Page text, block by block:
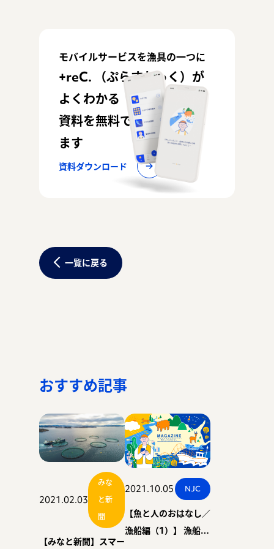
モバイルサービスを漁具の一つに
+reC. （ぷらすれっく）が
よくわかる
資料を無料でお配りしてい
ます
資料ダウンロード
一覧に戻る
おすすめ記事
2021.02.03
みな
と新
聞
【みなと新聞】スマー
2021.10.05 NJC
【魚と人のおはなし／
漁船編（1）】 漁船に